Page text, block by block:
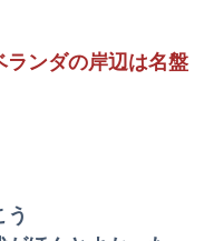
のJKダンス部、胸の迫力
ランダの岸辺は名盤
う